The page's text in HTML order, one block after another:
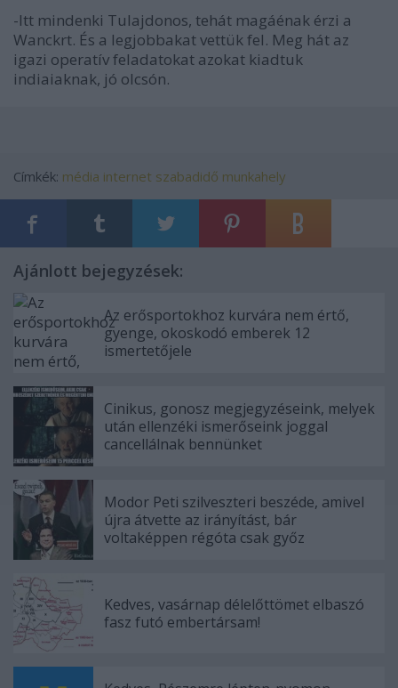
-Itt mindenki Tulajdonos, tehát magáénak érzi a
Wanckrt. És a legjobbakat vettük fel. Meg hát az
igazi operatív feladatokat azokat kiadtuk
indiaiaknak, jó olcsón.
Címkék: média internet szabadidő munkahely
Ajánlott bejegyzések:
Az erősportokhoz kurvára nem értő,
gyenge, okoskodó emberek 12
ismertetőjele
Cinikus, gonosz megjegyzéseink, melyek
után ellenzéki ismerőseink joggal
cancellálnak bennünket
Modor Peti szilveszteri beszéde, amivel
újra átvette az irányítást, bár
voltaképpen régóta csak győz
Kedves, vasárnap délelőttömet elbaszó
fasz futó embertársam!